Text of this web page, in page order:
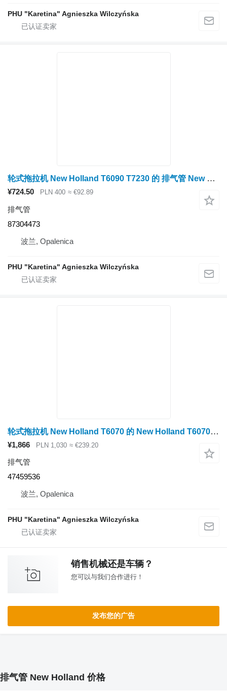
PHU "Karetina" Agnieszka Wilczyńska
轮式拖拉机 New Holland T6090 T7230 的 排气管 New Holland T6090 T7230 弯头 87304473
¥724.50 PLN 400 ≈ €92.89
排气管
87304473
波兰, Opalenica
PHU "Karetina" Agnieszka Wilczyńska
轮式拖拉机 New Holland T6070 的 New Holland T6070 排气管 47459536
¥1,866 PLN 1,030 ≈ €239.20
排气管
47459536
波兰, Opalenica
PHU "Karetina" Agnieszka Wilczyńska
销售机械还是车辆？
您可以与我们合作进行！
发布您的广告
排气管 New Holland 价格